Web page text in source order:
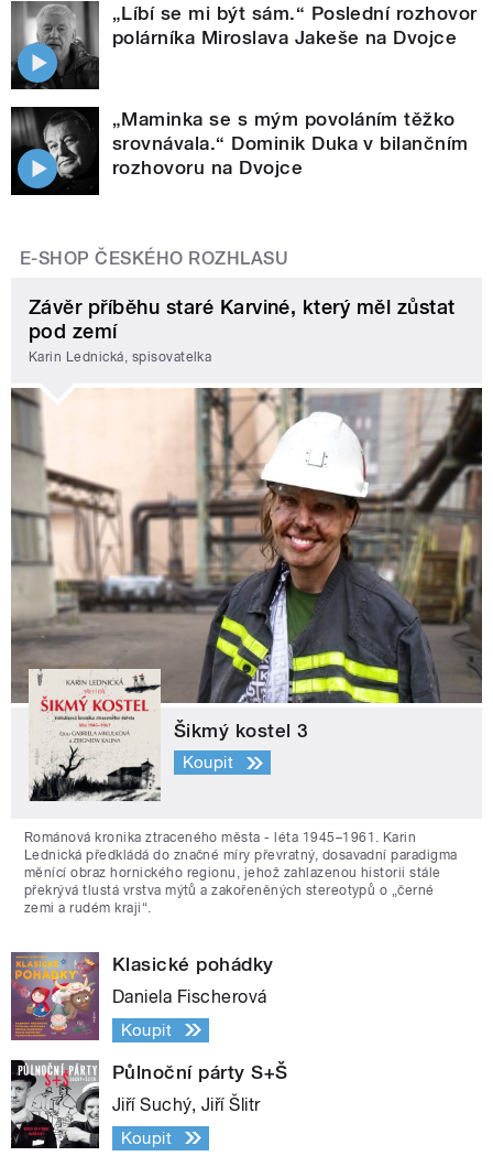
„Líbí se mi být sám.“ Poslední rozhovor
polárníka Miroslava Jakeše na Dvojce
„Maminka se s mým povoláním těžko
srovnávala.“ Dominik Duka v bilančním
rozhovoru na Dvojce
E-SHOP ČESKÉHO ROZHLASU
Závěr příběhu staré Karviné, který měl zůstat
pod zemí
Karin Lednická, spisovatelka
Šikmý kostel 3
Koupit
Románová kronika ztraceného města - léta 1945–1961. Karin
Lednická předkládá do značné míry převratný, dosavadní paradigma
měnící obraz hornického regionu, jehož zahlazenou historii stále
překrývá tlustá vrstva mýtů a zakořeněných stereotypů o „černé
zemi a rudém kraji“.
Klasické pohádky
Daniela Fischerová
Koupit
Půlnoční párty S+Š
Jiří Suchý, Jiří Šlitr
Koupit